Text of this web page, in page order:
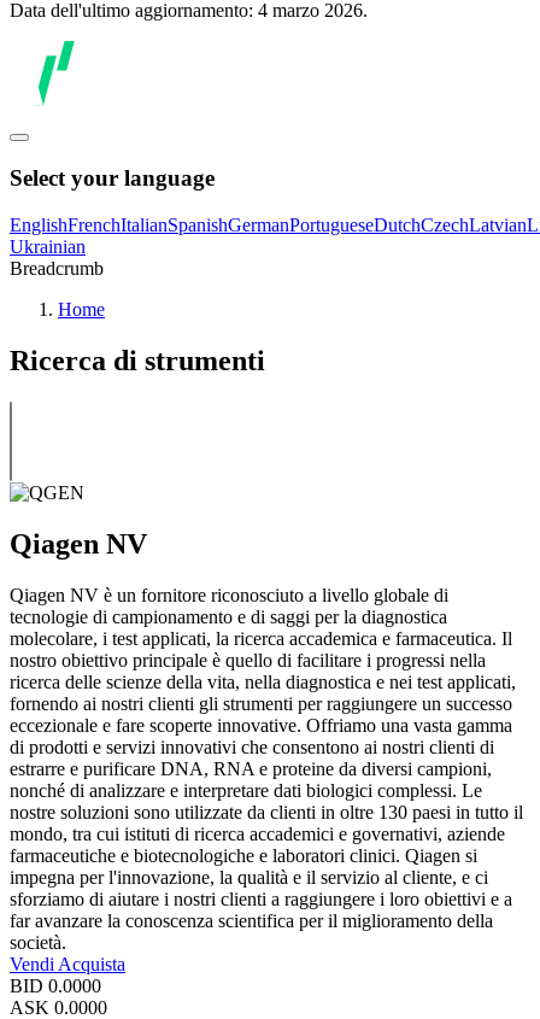
Data dell'ultimo aggiornamento: 4 marzo 2026.
Select your language
EnglishFrenchItalianSpanishGermanPortugueseDutchCzechLatvian
Ukrainian
Breadcrumb
Home
Ricerca di strumenti
Qiagen NV
Qiagen NV è un fornitore riconosciuto a livello globale di
tecnologie di campionamento e di saggi per la diagnostica
molecolare, i test applicati, la ricerca accademica e farmaceutica. Il
nostro obiettivo principale è quello di facilitare i progressi nella
ricerca delle scienze della vita, nella diagnostica e nei test applicati,
fornendo ai nostri clienti gli strumenti per raggiungere un successo
eccezionale e fare scoperte innovative. Offriamo una vasta gamma
di prodotti e servizi innovativi che consentono ai nostri clienti di
estrarre e purificare DNA, RNA e proteine da diversi campioni,
nonché di analizzare e interpretare dati biologici complessi. Le
nostre soluzioni sono utilizzate da clienti in oltre 130 paesi in tutto il
mondo, tra cui istituti di ricerca accademici e governativi, aziende
farmaceutiche e biotecnologiche e laboratori clinici. Qiagen si
impegna per l'innovazione, la qualità e il servizio al cliente, e ci
sforziamo di aiutare i nostri clienti a raggiungere i loro obiettivi e a
far avanzare la conoscenza scientifica per il miglioramento della
società.
Vendi Acquista
BID 0.0000
ASK 0.0000